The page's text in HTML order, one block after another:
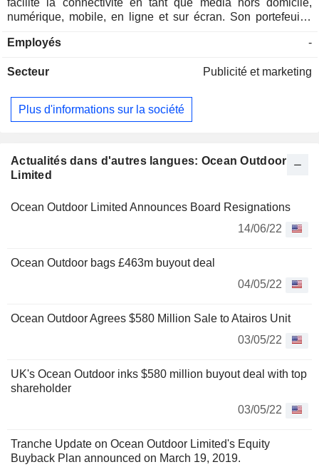
Actualités dans d'autres langues: Ocean Outdoor
Limited
Ocean Outdoor Limited Announces Board Resignations
14/06/22
Ocean Outdoor bags £463m buyout deal
04/05/22
Ocean Outdoor Agrees $580 Million Sale to Atairos Unit
03/05/22
UK's Ocean Outdoor inks $580 million buyout deal with top
shareholder
03/05/22
Tranche Update on Ocean Outdoor Limited's Equity
Buyback Plan announced on March 19, 2019.
facilite la connectivité en tant que média hors domicile,
numérique, mobile, en ligne et sur écran. Son portefeuille
Elle est présente à Amsterdam, Copenhague, Édimbourg,
également les droits pour les centres commerciaux urbains
société opère également en Europe du Nord, qui comprend
la Suède, le Danemark, la Finlande et l'Allemagne.
Employés -
Secteur Publicité et marketing
Plus d'informations sur la société